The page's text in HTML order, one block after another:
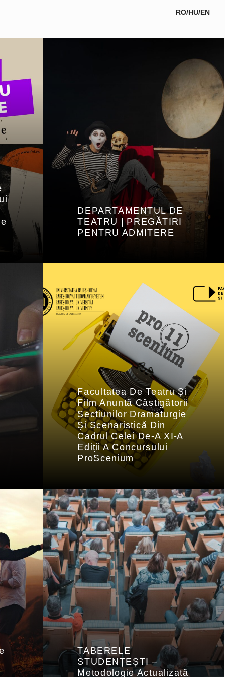
RO/HU/EN
DEPARTAMENTUL DE
TEATRU | PREGĂTIRI
PENTRU ADMITERE
Facultatea De Teatru Și
Film Anunță Câștigătorii
Secțiunilor Dramaturgie
Și Scenaristică Din
Cadrul Celei De-A XI-A
Ediții A Concursului
ProScenium
TABERELE
STUDENȚEȘTI –
Metodologie Actualizată